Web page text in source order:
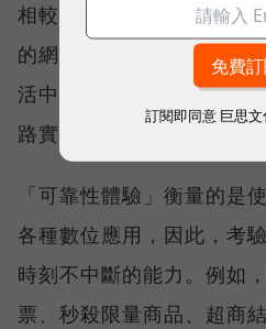
相較於傳統下載速度只反
的網路表現，這兩項指標
活中的整體體驗，因此也
路實力、最難取得的獎項。
「可靠性體驗」衡量的是
各種數位應用，因此，考
時刻不中斷的能力。例如
票、秒殺限量商品、超商
訂閱即同意 巨思